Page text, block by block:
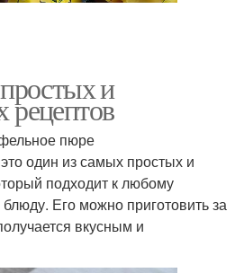
и
рецептов
пюре
один из самых простых и
подходит к любому
Его можно приготовить за
вкусным и